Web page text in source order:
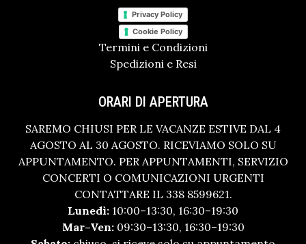
Privacy Policy
Cookie Policy
Termini e Condizioni
Spedizioni e Resi
ORARI DI APERTURA
SAREMO CHIUSI PER LE VACANZE ESTIVE DAL 4
AGOSTO AL 30 AGOSTO. RICEVIAMO SOLO SU
APPUNTAMENTO. PER APPUNTAMENTI, SERVIZIO
CONCERTI O COMUNICAZIONI URGENTI
CONTATTARE IL 338 8599621.
Lunedì: 10:00–13:30, 16:30–19:30
Mar–Ven:09:30–13:30, 16:30–19:30